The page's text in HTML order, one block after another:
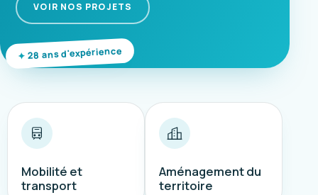
VOIR NOS PROJETS
28 ans d'expérience
Mobilité et
transport
Aménagement du
territoire